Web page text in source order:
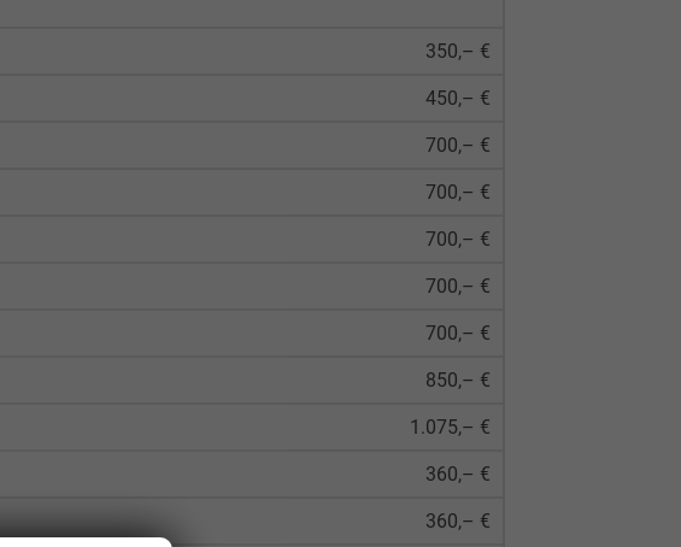
350,– €
450,– €
700,– €
700,– €
700,– €
700,– €
700,– €
850,– €
1.075,– €
360,– €
360,– €